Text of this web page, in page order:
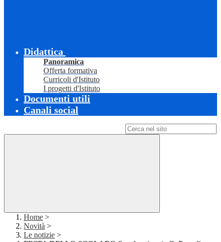
Didattica
Panoramica
Offerta formativa
Curricoli d'Istituto
I progetti d'Istituto
Documenti utili
Canali social
Home >
Novità >
Le notizie >